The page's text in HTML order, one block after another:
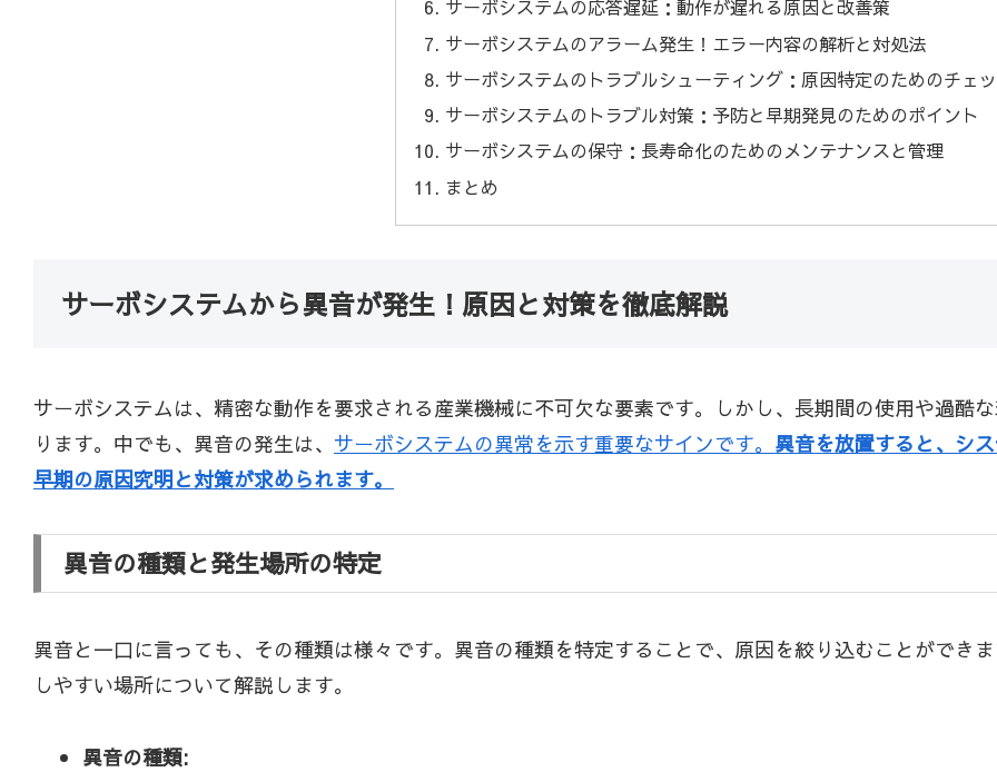
サーボシステムの応答遅延：動作が遅れる原因と改善策
サーボシステムのアラーム発生！エラー内容の解析と対処法
サーボシステムのトラブルシューティング：原因特定のためのチェ
サーボシステムのトラブル対策：予防と早期発見のためのポイント
サーボシステムの保守：長寿命化のためのメンテナンスと管理
まとめ
サーボシステムから異音が発生！原因と対策を徹底解説
サーボシステムは、精密な動作を要求される産業機械に不可欠な要素です。しかし、長期間の使用や過酷
ります。中でも、異音の発生は、 サーボシステムの異常を示す重要なサインです。 異音を放置すると、シ
早期の原因究明と対策が求められます。
異音の種類と発生場所の特定
異音と一口に言っても、その種類は様々です。異音の種類を特定することで、原因を絞り込むことができ
しやすい場所について解説します。
異音の種類: